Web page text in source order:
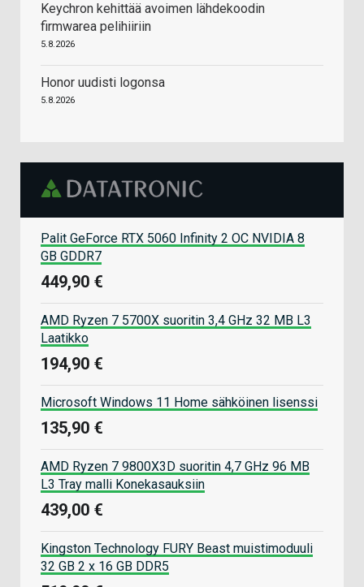
Keychron kehittää avoimen lähdekoodin
firmwarea pelihiiriin
5.8.2026
Honor uudisti logonsa
5.8.2026
Palit GeForce RTX 5060 Infinity 2 OC NVIDIA 8
GB GDDR7
449,90 €
AMD Ryzen 7 5700X suoritin 3,4 GHz 32 MB L3
Laatikko
194,90 €
Microsoft Windows 11 Home sähköinen lisenssi
135,90 €
AMD Ryzen 7 9800X3D suoritin 4,7 GHz 96 MB
L3 Tray malli Konekasauksiin
439,00 €
Kingston Technology FURY Beast muistimoduuli
32 GB 2 x 16 GB DDR5